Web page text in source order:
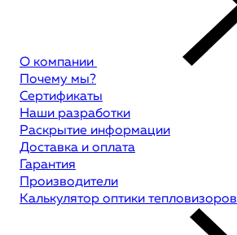
О компании
Почему мы?
Сертификаты
Наши разработки
Раскрытие информации
Доставка и оплата
Гарантия
Производители
Калькулятор оптики тепловизоров